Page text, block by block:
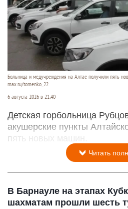
Больница и медучреждения на Алтае получили пять
max.ru/tomenko_22
6 августа 2026 в 21:40
Детская горбольница
акушерские пункты
пять новых машин.
Читать
В Барнауле на этапах
шахматам прошли шесть